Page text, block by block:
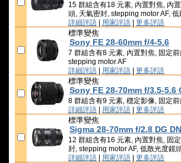
15 群組含有18 元素, 內置對焦, 內
頭, 天氣密封, stepping motor AF,
詳細評語 用家評語 更多評語
標準變焦
Sony FE 28-60mm f/4-5.6
7 群組含有8 元素, 內置對焦, 固定
stepping motor AF
詳細評語 用家評語 更多評語
標準變焦
Sony FE 28-70mm f/3.5-5.6
8 群組含有9 元素, 穩定影像, 固定
詳細評語 用家評語 更多評語
標準變焦
Sigma 28-70mm f/2.8 DG
12 群組含有16 元素, 內置對焦, 固
封, stepping motor AF, 低散光度鏡
詳細評語 用家評語 更多評語